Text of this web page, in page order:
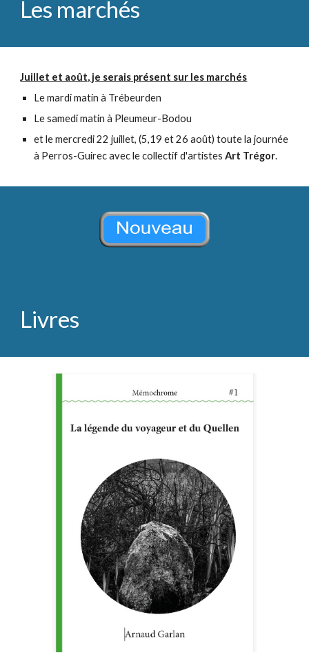
Les marchés
Juillet et août, je serais présent sur les marchés
Le mardi matin à Trébeurden
Le samedi matin à Pleumeur-Bodou
et le mercredi 22 juillet, (5,19 et 26 août) toute la journée
à Perros-Guirec avec le collectif d'artistesArt Trégor.
Livres